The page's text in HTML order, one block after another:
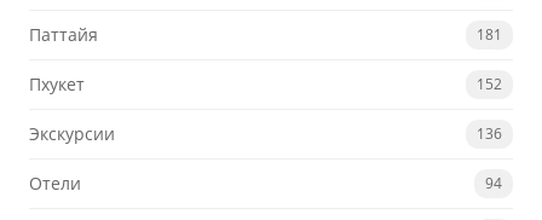
Паттайя 181
Пхукет 152
Экскурсии 136
Отели 94